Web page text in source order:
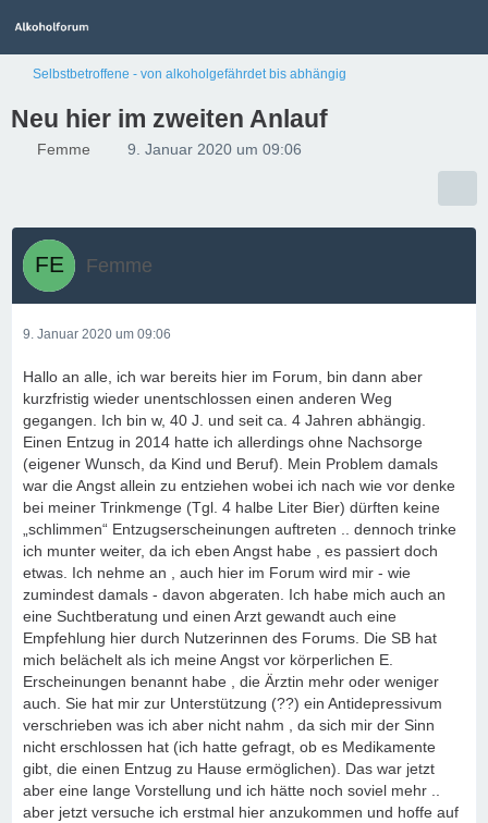
Selbstbetroffene - von alkoholgefährdet bis abhängig
Neu hier im zweiten Anlauf
Femme 9. Januar 2020 um 09:06
Femme
9. Januar 2020 um 09:06
Hallo an alle, ich war bereits hier im Forum, bin dann aber
kurzfristig wieder unentschlossen einen anderen Weg
gegangen. Ich bin w, 40 J. und seit ca. 4 Jahren abhängig.
Einen Entzug in 2014 hatte ich allerdings ohne Nachsorge
(eigener Wunsch, da Kind und Beruf). Mein Problem damals
war die Angst allein zu entziehen wobei ich nach wie vor denke
bei meiner Trinkmenge (Tgl. 4 halbe Liter Bier) dürften keine
„schlimmen“ Entzugserscheinungen auftreten .. dennoch trinke
ich munter weiter, da ich eben Angst habe , es passiert doch
etwas. Ich nehme an , auch hier im Forum wird mir - wie
zumindest damals - davon abgeraten. Ich habe mich auch an
eine Suchtberatung und einen Arzt gewandt auch eine
Empfehlung hier durch Nutzerinnen des Forums. Die SB hat
mich belächelt als ich meine Angst vor körperlichen E.
Erscheinungen benannt habe , die Ärztin mehr oder weniger
auch. Sie hat mir zur Unterstützung (??) ein Antidepressivum
verschrieben was ich aber nicht nahm , da sich mir der Sinn
nicht erschlossen hat (ich hatte gefragt, ob es Medikamente
gibt, die einen Entzug zu Hause ermöglichen). Das war jetzt
aber eine lange Vorstellung und ich hätte noch soviel mehr ..
aber jetzt versuche ich erstmal hier anzukommen und hoffe auf